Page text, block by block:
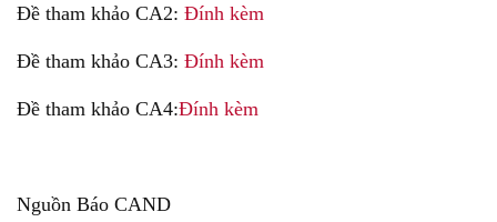
Đề tham khảo CA2: Đính kèm
Đề tham khảo CA3: Đính kèm
Đề tham khảo CA4:Đính kèm
Nguồn Báo CAND